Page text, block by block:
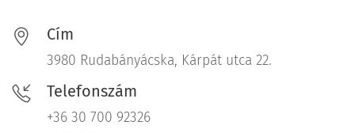
Cím
3980 Rudabányácska, Kárpát utca 22.
Telefonszám
+36 30 700 92326